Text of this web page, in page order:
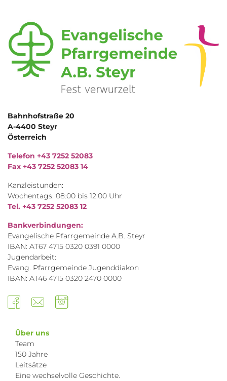
Bahnhofstraße 20
A-4400 Steyr
Österreich
Telefon +43 7252 52083
Fax +43 7252 52083 14
Kanzleistunden:
Wochentags: 08:00 bis 12:00 Uhr
Tel. +43 7252 52083 12
Bankverbindungen:
Evangelische Pfarrgemeinde A.B. Steyr
IBAN: AT67 4715 0320 0391 0000
Jugendarbeit:
Evang. Pfarrgemeinde Jugenddiakon
IBAN: AT46 4715 0320 2470 0000
Über uns
Team
150 Jahre
Leitsätze
Eine wechselvolle Geschichte.